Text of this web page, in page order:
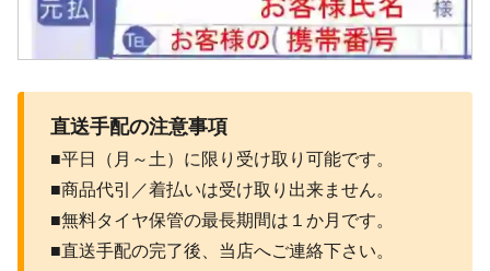
直送手配の注意事項
■平日（月～土）に限り受け取り可能です。
■商品代引／着払いは受け取り出来ません。
■無料タイヤ保管の最長期間は１か月です。
■直送手配の完了後、当店へご連絡下さい。